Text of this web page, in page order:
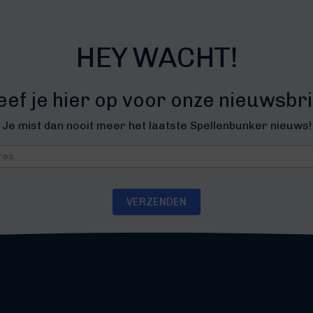
HEY WACHT!
je hier op voor onze
Je mist dan nooit meer het laatste Spellenbunker nieuws!
VERZENDEN